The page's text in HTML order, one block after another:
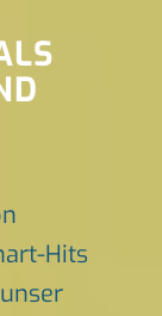
Hits